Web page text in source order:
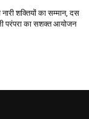
नारी शक्तियों का सम्मान, दस
परंपरा का सशक्त आयोजन